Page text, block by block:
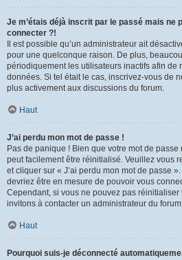
Je m’étais déjà inscrit par le passé mais ne
connecter ?!
Il est possible qu’un administrateur ait
pour une quelconque raison. De plus,
périodiquement les utilisateurs inactifs afin de
données. Si tel était le cas, inscrivez-vous de
plus activement aux discussions du forum.
Haut
J’ai perdu mon mot de passe !
Pas de panique ! Bien que votre mot de passe
peut facilement être réinitialisé. Veuillez vous
et cliquer sur « J’ai perdu mon mot de passe
devriez être en mesure de pouvoir vous
Cependant, si vous ne pouvez pas
invitons à contacter un administrateur du
Haut
Pourquoi suis-je déconnecté